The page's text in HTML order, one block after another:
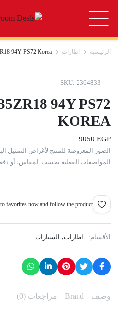
الرئيسية اطارات 94Y PS72 Korea
SKU: 2364833
94Y PS72
KOREA
9050 EGP
الصور المعروضة للمنتج لأغراض التمثيل
المواصفات الفعلية بحسب المقاس، أو
favorites now and follow the product.
الأقسام: اطارات, السيارات
وصف Brand مراجعات (0)